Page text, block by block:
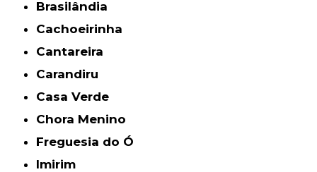
Brasilândia
Cachoeirinha
Cantareira
Carandiru
Casa Verde
Chora Menino
Freguesia do Ó
Imirim